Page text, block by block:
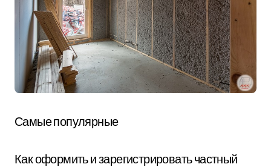
Самые популярные
Как оформить и зарегистрировать частный